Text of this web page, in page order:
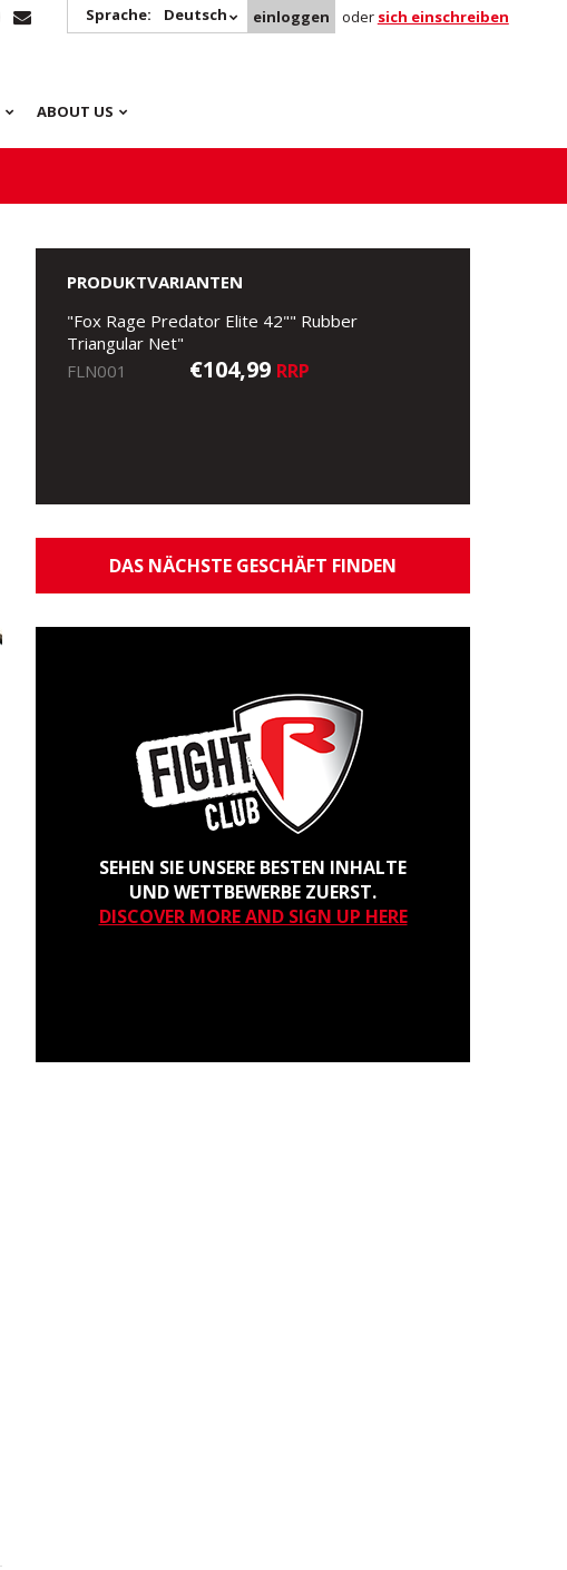
Sprache: Deutsch einloggen oder sich einschreiben
ABOUT US
PRODUKTVARIANTEN
"Fox Rage Predator Elite 42"" Rubber
Triangular Net"
FLN001
€104,99 RRP
DAS NÄCHSTE GESCHÄFT FINDEN
SEHEN SIE UNSERE BESTEN INHALTE
UND WETTBEWERBE ZUERST.
DISCOVER MORE AND SIGN UP HERE